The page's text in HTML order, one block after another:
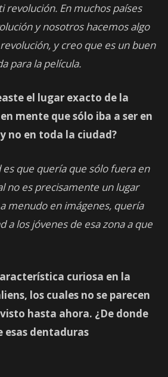
revolución. En muchos países
y nosotros hacemos algo
y creo que es un buen
para la película.
el lugar exacto de la
mente que sólo iba a ser en
no en toda la ciudad?
es que quería que sólo fuera en
no es precisamente un lugar
menudo en imágenes, quería
a los jóvenes de esa zona a que
curiosa en la
los cuales no se parecen
hasta ahora. ¿De donde
esas dentaduras